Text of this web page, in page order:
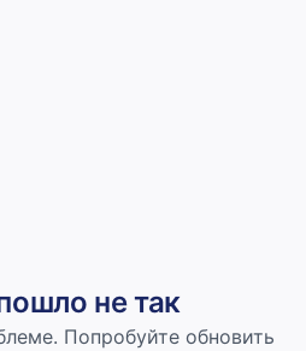
не так
Попробуйте обновить